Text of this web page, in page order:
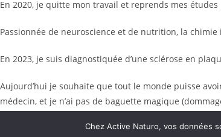
En 2020, je quitte mon travail et reprends mes
Passionnée de neuroscience et de nutrition, la
En 2023, je suis diagnostiquée d’une sclérose en
Aujourd’hui je souhaite que tout le monde puisse
médecin, et je n’ai pas de baguette magique
Chez Active Naturo, vos données